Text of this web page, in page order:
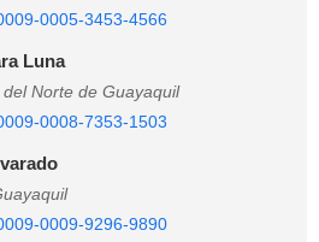
0005-3453-4566
Luna
Norte de Guayaquil
0008-7353-1503
0009-9296-9890